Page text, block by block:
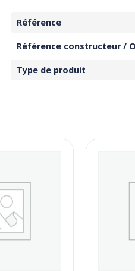
Référence
Référence constructeur /
Type de produit